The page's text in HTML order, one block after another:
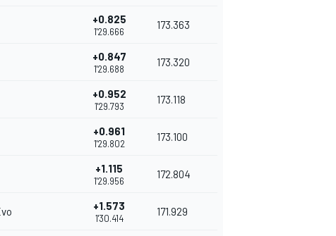
+0.825
1'29.666
173.363
+0.847
1'29.688
173.320
+0.952
1'29.793
173.118
+0.961
1'29.802
173.100
+1.115
1'29.956
172.804
+1.573
1'30.414
171.929